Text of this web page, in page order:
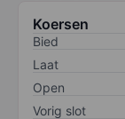
Koersen
Bied
Laat
Open
Vorig slot